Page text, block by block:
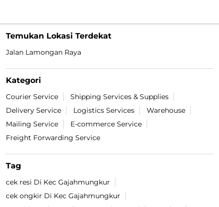
Temukan Lokasi Terdekat
Jalan Lamongan Raya
Kategori
Courier Service
Shipping Services & Supplies
Delivery Service
Logistics Services
Warehouse
Mailing Service
E-commerce Service
Freight Forwarding Service
Tag
cek resi Di Kec Gajahmungkur
cek ongkir Di Kec Gajahmungkur